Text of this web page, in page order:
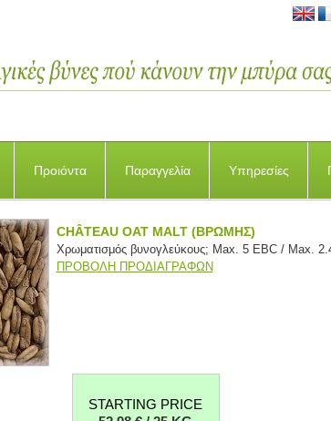
Προιόντα Παραγγελία Υπηρεσίες
CHÂTEAU OAT MALT (ΒΡΩΜΗΣ)
Χρωματισμός βυνογλεύκους; Max. 5 EBC / Max.
ΠΡΟΒΟΛΗ ΠΡΟΔΙΑΓΡΑΦΩΝ
STARTING PRICE